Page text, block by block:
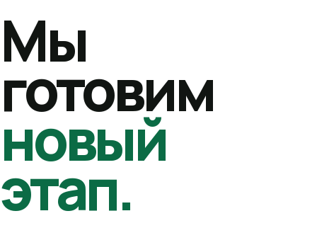
Мы
готовим
новый
этап.